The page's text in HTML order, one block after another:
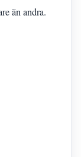
än andra.